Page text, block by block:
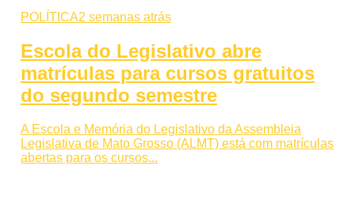
POLÍTICA2 semanas atrás
Escola do Legislativo abre
matrículas para cursos gratuitos
do segundo semestre
A Escola e Memória do Legislativo da Assembleia
Legislativa de Mato Grosso (ALMT) está com matrículas
abertas para os cursos...